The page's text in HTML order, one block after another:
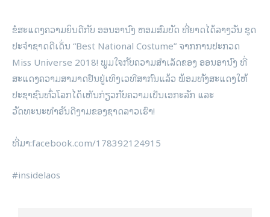
ຂໍສະແດງຄວາມຍິນດີກັບ ອອນອານົງ ຫອມສົມບັດ ທີ່ຍາດໄດ້ລາງວັນ ຊຸດ
ປະຈຳຊາດດີເດັ່ນ “Best National Costume” ຈາກການປະກວດ
Miss Universe 2018! ພູມໃຈກັບຄວາມສຳເລັດຂອງ ອອນອານົງ ທີ່
ສະແດງຄວາມສາມາດຢືນຢູ່ເທິງເວທີສາກົນແລ້ວ ພ້ອມທັງສະແດງໃຫ້
ປະຊາຊົນທົ່ວໂລກໄດ້ເຫັນກ່ຽວກັບຄວາມເປັນເອກະລັກ ແລະ
ວັດທະນະທຳອັນດີງາມຂອງຊາດລາວເຮົາ!
ທີ່​ມາ:facebook.com/178392124915
#insidelaos